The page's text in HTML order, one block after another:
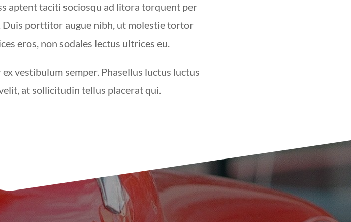
aptent taciti sociosqu ad litora torquent per
Duis porttitor augue nibh, ut molestie tortor
eros, non sodales lectus ultrices eu.
vestibulum semper. Phasellus luctus luctus
at sollicitudin tellus placerat qui.